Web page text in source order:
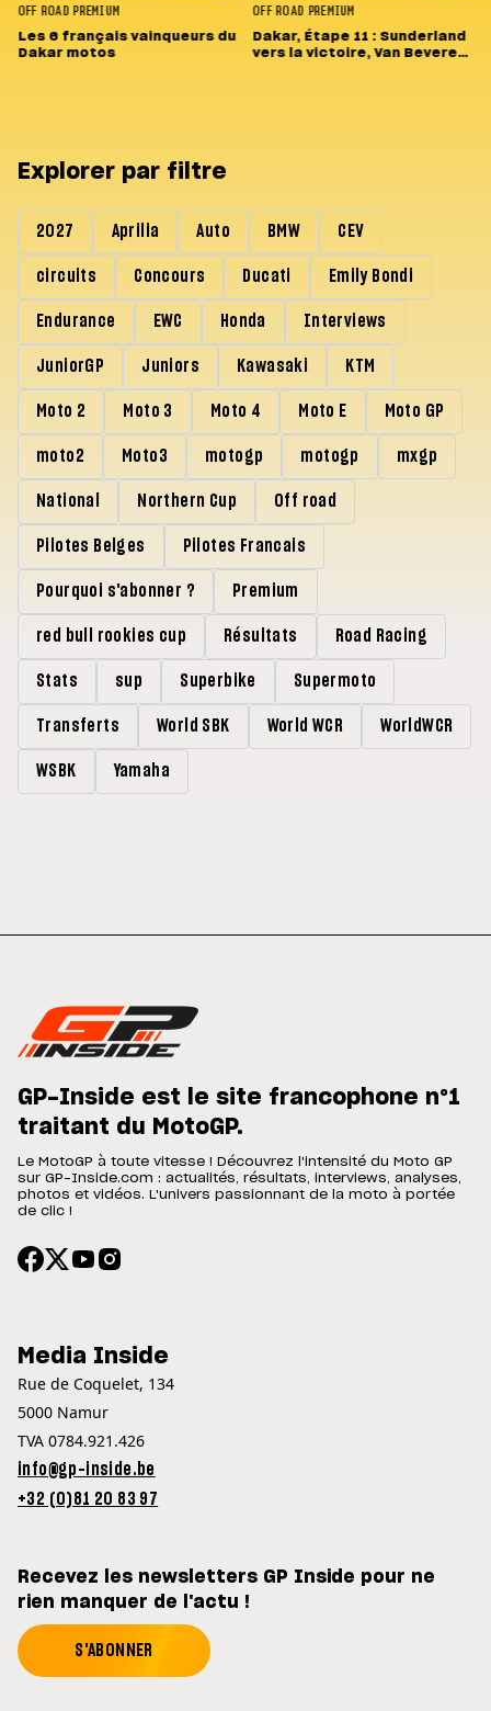
OFF ROAD PREMIUM
Les 6 français vainqueurs du
Dakar motos
OFF ROAD
PREMIUM
Dakar, Étape 11 : Sunderland
vers la victoire, Van Beveren
Explorer par filtre
2027 Aprilia Auto BMW CEV
circuits Concours Ducati Emily Bondi
Endurance EWC Honda Interviews
JuniorGP Juniors Kawasaki KTM
Moto 2 Moto 3 Moto 4 Moto E Moto GP
moto2 Moto3 motogp motogp mxgp
National Northern Cup Off road
Pilotes Belges Pilotes Francais
Pourquoi s'abonner ? Premium
red bull rookies cup Résultats Road Racing
Stats sup Superbike Supermoto
Transferts World SBK World WCR WorldWCR
WSBK Yamaha
GP-Inside est le site francophone n°1
traitant du MotoGP.
Le MotoGP à toute vitesse ! Découvrez l'intensité du Moto GP
sur GP-Inside.com : actualités, résultats, interviews, analyses,
photos et vidéos. L'univers passionnant de la moto à portée
de clic !
Media Inside
Rue de Coquelet, 134
5000 Namur
TVA 0784.921.426
info@gp-inside.be
+32 (0)81 20 83 97
Recevez les newsletters GP Inside pour ne
rien manquer de l'actu !
S'ABONNER